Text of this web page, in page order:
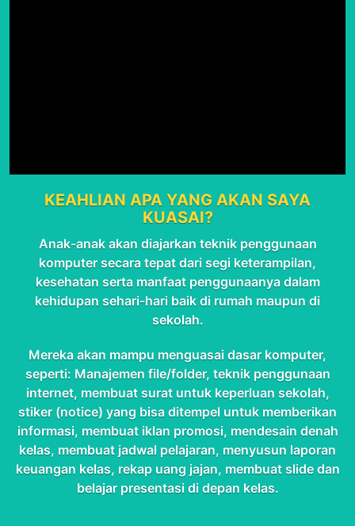
KEAHLIAN APA YANG AKAN SAYA
KUASAI?
Anak-anak akan diajarkan teknik penggunaan
komputer secara tepat dari segi keterampilan,
kesehatan serta manfaat penggunaanya dalam
kehidupan sehari-hari baik di rumah maupun di
sekolah.
Mereka akan mampu menguasai dasar komputer,
seperti: Manajemen file/folder, teknik penggunaan
internet, membuat surat untuk keperluan sekolah,
stiker (notice) yang bisa ditempel untuk memberikan
informasi, membuat iklan promosi, mendesain denah
kelas, membuat jadwal pelajaran, menyusun laporan
keuangan kelas, rekap uang jajan, membuat slide dan
belajar presentasi di depan kelas.